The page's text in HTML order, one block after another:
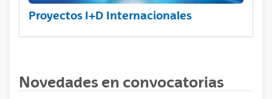
Proyectos I+D Internacionales
Novedades en convocatorias